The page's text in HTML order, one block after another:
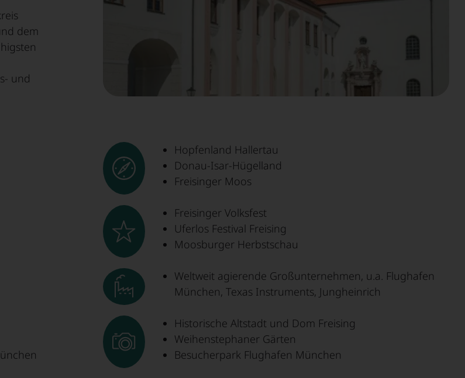
Holzwirtschaft
dem
und
Hopfenland Hallertau
Donau-Isar-Hügelland
Freisinger Moos
Freisinger Volksfest
Uferlos Festival Freising
Moosburger Herbstschau
Weltweit agierende Großunternehmen, u.a. Flughafen
München, Texas Instruments, Jungheinrich
Historische Altstadt und Dom Freising
Weihenstephaner Gärten
Besucherpark Flughafen München